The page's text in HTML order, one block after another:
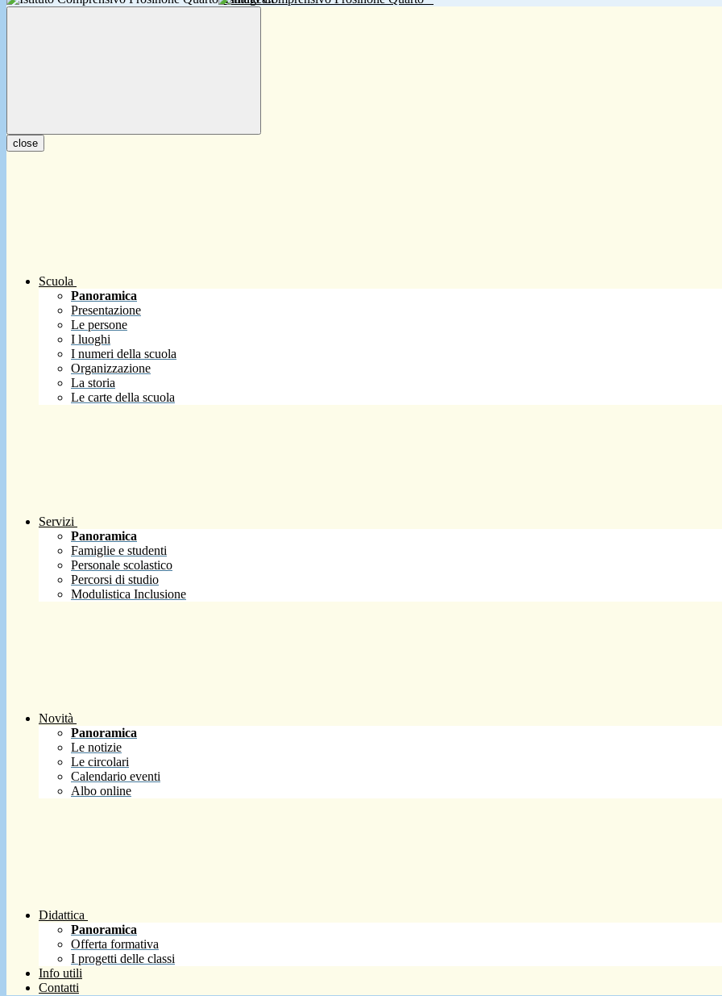
close
Scuola
Panoramica
Presentazione
Le persone
I luoghi
I numeri della scuola
Organizzazione
La storia
Le carte della scuola
Servizi
Panoramica
Famiglie e studenti
Personale scolastico
Percorsi di studio
Modulistica Inclusione
Novità
Panoramica
Le notizie
Le circolari
Calendario eventi
Albo online
Didattica
Panoramica
Offerta formativa
I progetti delle classi
Info utili
Contatti